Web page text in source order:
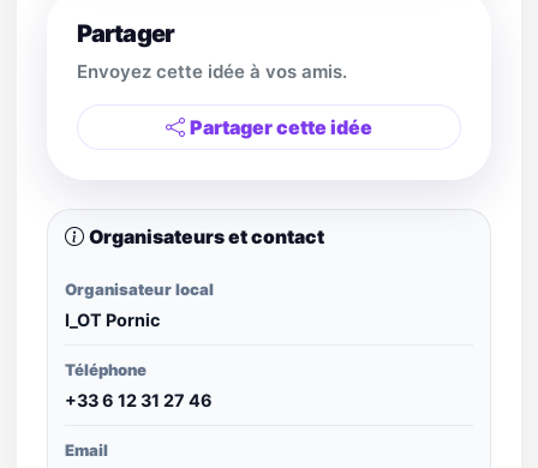
Partager
Envoyez cette idée à vos amis.
Partager cette idée
Organisateurs et contact
Organisateur local
I_OT Pornic
Téléphone
+33 6 12 31 27 46
Email